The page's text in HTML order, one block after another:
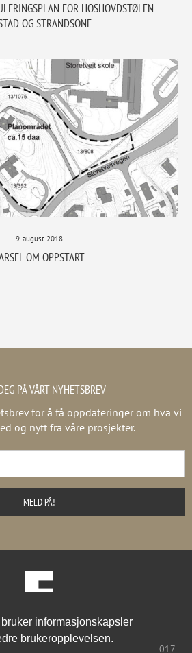
informasjonskapsler
brukeropplevelsen.
FOR HOSHOVDSTØLEN
OG STRANDSONE
9. august 2018
OM OPPSTART
PÅ VÅRT NYHETSBREV
for å få oppdateringer om hva vi
og nytt fra våre prosjekter.
Aktuelt Om oss
Kontakt
21 44 00 | Halfdan Kjerulfs gate 4, 5017